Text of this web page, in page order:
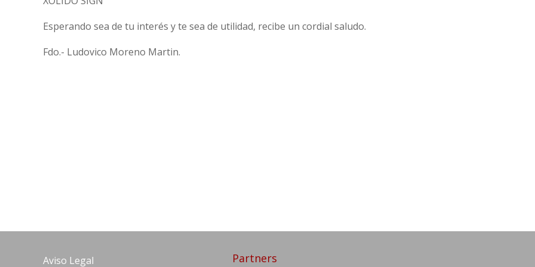
Esperando sea de tu interés y te sea de utilidad, recibe un cordial saludo.
Fdo.- Ludovico Moreno Martin.
Aviso Legal Partners